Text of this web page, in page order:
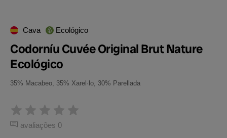
Cava Ecológico
Codorníu Cuvée Original Brut Nature
Ecológico
35% Macabeo, 35% Xarel·lo, 30% Parellada
avaliações 0